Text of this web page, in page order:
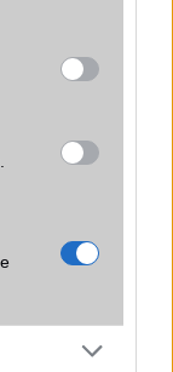
below Google
új Nokia
Zoom